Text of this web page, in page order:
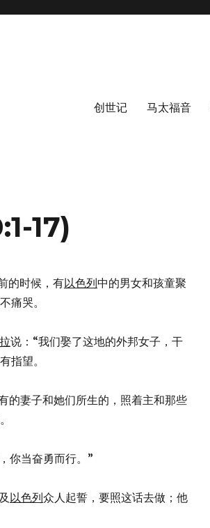
创世记 马太福音
17)
的时候，有以色列中的男女和孩童聚
痛哭。
说：“我们娶了这地的外邦女子，干
指望。
的妻子和她们所生的，照着主和那些
你当奋勇而行。”
以色列众人起誓，要照这话去做；他